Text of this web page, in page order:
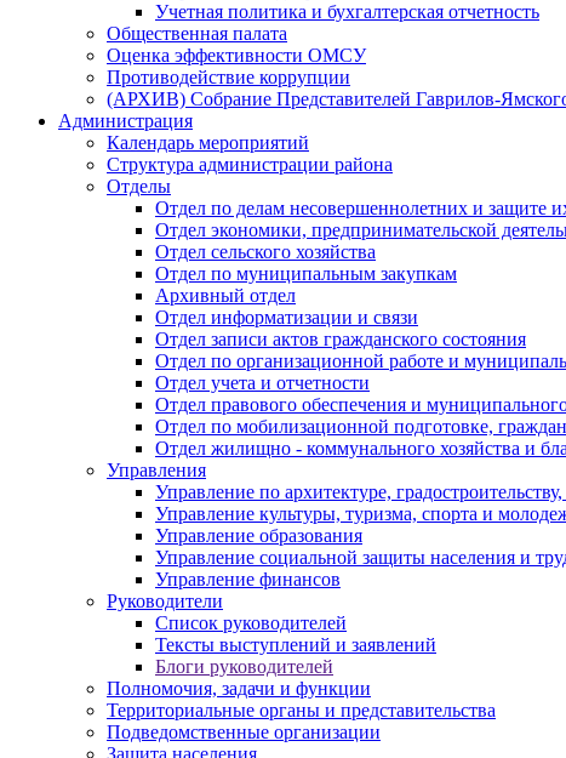
Учетная политика и бухгалтерская отчетность
Общественная палата
Оценка эффективности ОМСУ
Противодействие коррупции
(АРХИВ) Собрание Представителей Гаврилов-
Администрация
Календарь мероприятий
Структура администрации района
Отделы
Отдел по делам несовершеннолетних и защите
Отдел экономики, предпринимательской
Отдел сельского хозяйства
Отдел по муниципальным закупкам
Архивный отдел
Отдел информатизации и связи
Отдел записи актов гражданского состояния
Отдел по организационной работе и
Отдел учета и отчетности
Отдел правового обеспечения и муниципального
Отдел по мобилизационной подготовке,
Отдел жилищно - коммунального хозяйства и
Управления
Управление по архитектуре,
Управление культуры, туризма, спорта и
Управление образования
Управление социальной защиты населения и
Управление финансов
Руководители
Список руководителей
Тексты выступлений и заявлений
Блоги руководителей
Полномочия, задачи и функции
Территориальные органы и представительства
Подведомственные организации
Защита населения